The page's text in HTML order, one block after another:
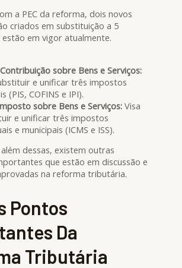
a PEC da reforma, dois novos
criados em substituição a 5
em vigor atualmente.
sobre Bens e Serviços:
e unificar três impostos
(PIS, COFINS e IPI).
sobre Bens e Serviços: Visa
e unificar três impostos
e municipais (ICMS e ISS).
dessas, existem outras
que estão em discussão e
na reforma tributária.
Pontos
Da
Tributária